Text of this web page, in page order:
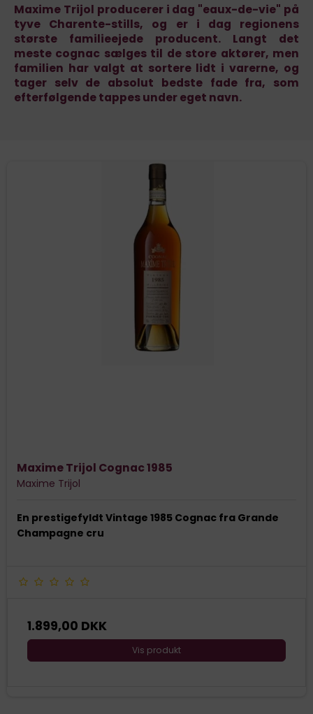
Maxime Trijol producerer i dag "eaux-de-vie" på
tyve Charente-stills, og er i dag regionens
største familieejede producent. Langt det
meste cognac sælges til de store aktører, men
familien har valgt at sortere lidt i varerne, og
tager selv de absolut bedste fade fra, som
efterfølgende tappes under eget navn.
Maxime Trijol Cognac 1985
Maxime Trijol
En prestigefyldt Vintage 1985 Cognac fra Grande
Champagne cru
1.899,00 DKK
Vis produkt